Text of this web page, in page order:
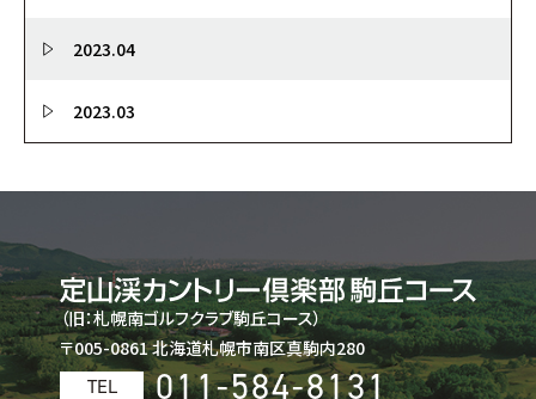
2023.04
2023.03
（旧：札幌南ゴルフクラブ駒丘コース）
〒005-0861 北海道札幌市南区真駒内280
TEL 011-584-8131